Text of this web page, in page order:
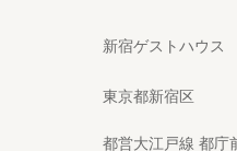
新宿ゲストハウス
東京都新宿区
都営大江戸線 都庁